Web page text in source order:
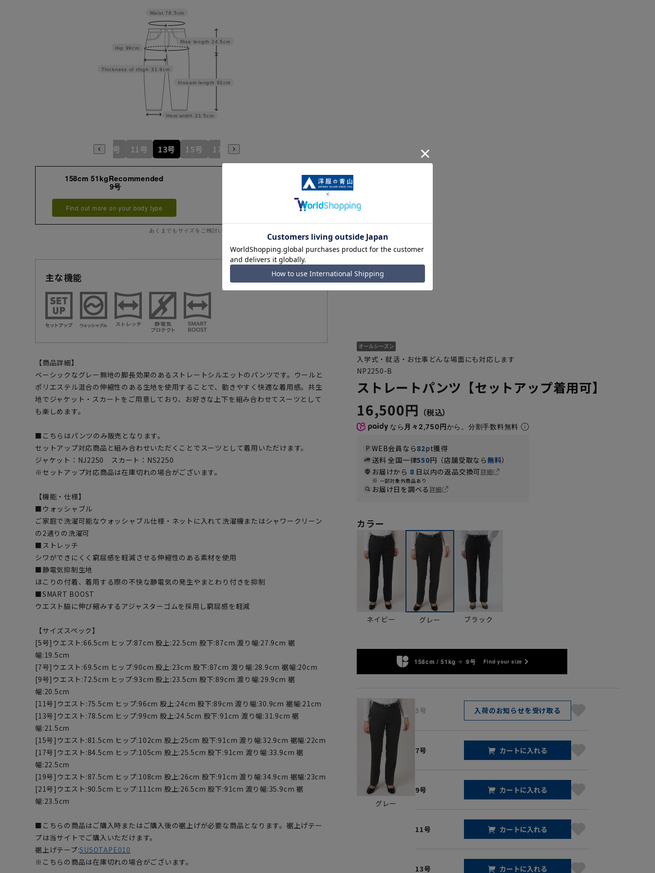
Inseam length 91cm
Rise length 24.5cm
Hem width 21.5cm
Thickness of thigh 31.9cm
Hip 99cm
Waist 78.5cm
7号 9号 11号 13号 15号 17号
158cm 51kgRecommended
9号
Find out more on your body type
あくまでもサイズをご検討いただく際の目安となります。
主な機能 機能一覧
【商品詳細】
ベーシックなグレー無地の脚長効果のあるストレートシルエットのパンツです。ウールと
ポリエステル混合の伸縮性のある生地を使用することで、動きやすく快適な着用感。共生
地でジャケット・スカートをご用意しており、お好きな上下を組み合わせてスーツとして
も楽しめます。
■こちらはパンツのみ販売となります。
セットアップ対応商品と組み合わせいただくことでスーツとして着用いただけます。
ジャケット：NJ2250 スカート：NS2250
※セットアップ対応商品は在庫切れの場合がございます。
【機能・仕様】
■ウォッシャブル
ご家庭で洗濯可能なウォッシャブル仕様・ネットに入れて洗濯機またはシャワークリーン
の2通りの洗濯可
■ストレッチ
シワができにくく窮屈感を軽減させる伸縮性のある素材を使用
■静電気抑制生地
ほこりの付着、着用する際の不快な静電気の発生やまとわり付きを抑制
■SMART BOOST
ウエスト脇に伸び縮みするアジャスターゴムを採用し窮屈感を軽減
【サイズスペック】
[5号]ウエスト:66.5cm ヒップ:87cm 股上:22.5cm 股下:87cm 渡り幅:27.9cm 裾
幅:19.5cm
[7号]ウエスト:69.5cm ヒップ:90cm 股上:23cm 股下:87cm 渡り幅:28.9cm 裾幅:20cm
[9号]ウエスト:72.5cm ヒップ:93cm 股上:23.5cm 股下:89cm 渡り幅:29.9cm 裾
幅:20.5cm
[11号]ウエスト:75.5cm ヒップ:96cm 股上:24cm 股下:89cm 渡り幅:30.9cm 裾幅:21cm
[13号]ウエスト:78.5cm ヒップ:99cm 股上:24.5cm 股下:91cm 渡り幅:31.9cm 裾
幅:21.5cm
[15号]ウエスト:81.5cm ヒップ:102cm 股上:25cm 股下:91cm 渡り幅:32.9cm 裾幅:22cm
[17号]ウエスト:84.5cm ヒップ:105cm 股上:25.5cm 股下:91cm 渡り幅:33.9cm 裾
幅:22.5cm
[19号]ウエスト:87.5cm ヒップ:108cm 股上:26cm 股下:91cm 渡り幅:34.9cm 裾幅:23cm
[21号]ウエスト:90.5cm ヒップ:111cm 股上:26.5cm 股下:91cm 渡り幅:35.9cm 裾
幅:23.5cm
■こちらの商品はご購入時またはご購入後の裾上げが必要な商品となります。裾上げテー
プは当サイトでご購入いただけます。
裾上げテープ:SUSOTAPE010
※こちらの商品は在庫切れの場合がございます。
入学式・就活・お仕事どんな場面にも対応します
NP2250-B
ストレートパンツ【セットアップ着用可】
16,500円
なら 月々2,750円から。分割手数料無料
WEB会員なら82pt獲得
送料 全国一律550円（店舗受取なら無料）
お届けから 8 日以内の返品交換可詳細
一部対象外商品あり
お届け日を調べる詳細
カラー
ネイビー グレー ブラック
158cm / 51kg 9号 Find your size
グレー
5号 入荷のお知らせを受け取る
7号 カートに入れる
9号 カートに入れる
11号 カートに入れる
13号 カートに入れる